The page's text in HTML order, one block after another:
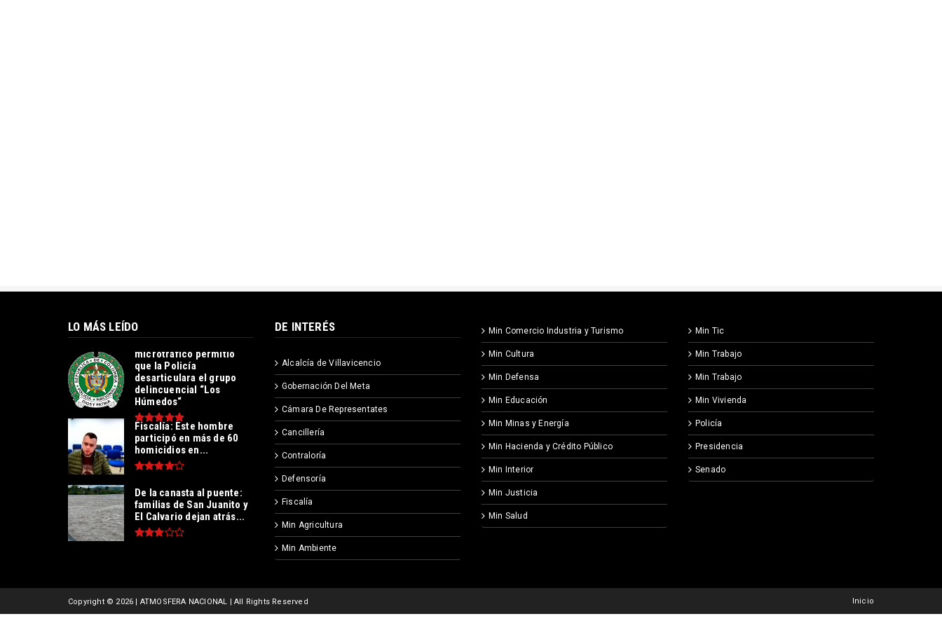
LO MÁS LEÍDO
Operación contra el
microtráfico permitió
que la Policía
desarticulara el grupo
delincuencial “Los
Húmedos“
Fiscalía: Este hombre
participó en más de 60
homicidios en...
De la canasta al puente:
familias de San Juanito y
El Calvario dejan atrás...
DE INTERÉS
Alcalcía de Villavicencio
Gobernación Del Meta
Cámara De Representates
Cancillería
Contraloría
Defensoría
Fiscalía
Min Agricultura
Min Ambiente
Min Comercio Industria y Turismo
Min Cultura
Min Defensa
Min Educación
Min Minas y Energía
Min Hacienda y Crédito Público
Min Interior
Min Justicia
Min Salud
Min Tic
Min Trabajo
Min Trabajo
Min Vivienda
Policía
Presidencia
Senado
Copyright © 2026 | ATMOSFERA NACIONAL | All Rights Reserved Inicio